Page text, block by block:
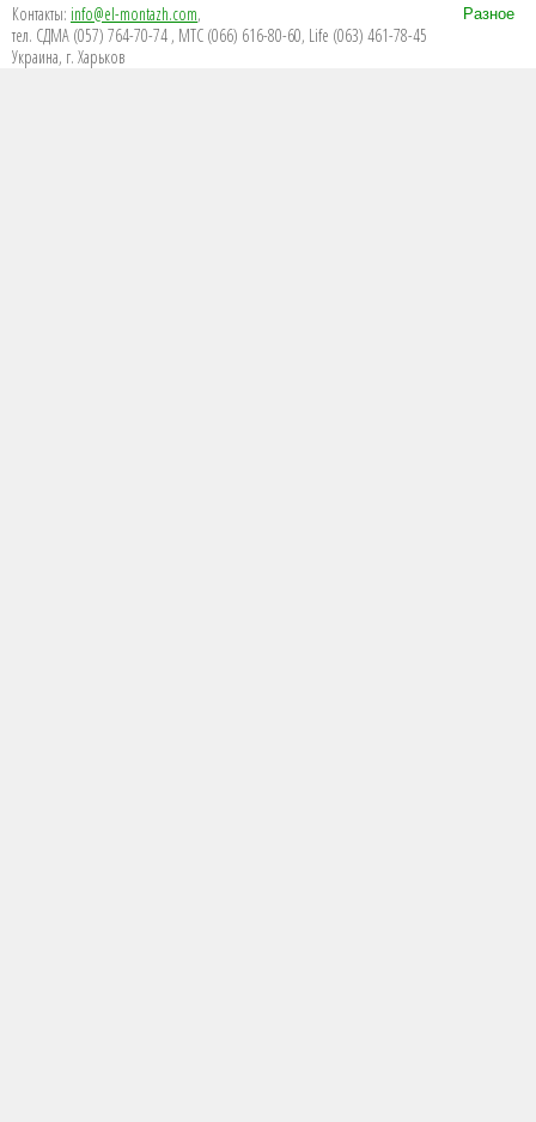
Контакты: info@el-montazh.com,
тел. СДМА (057) 764-70-74 , МТС (066) 616-80-60, Life (063) 461-78-45
Украина, г. Харьков
Разное